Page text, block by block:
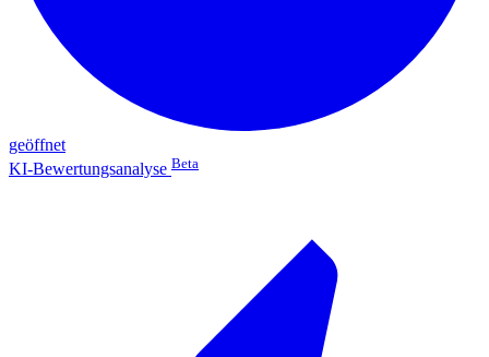
geöffnet
KI-Bewertungsanalyse Beta